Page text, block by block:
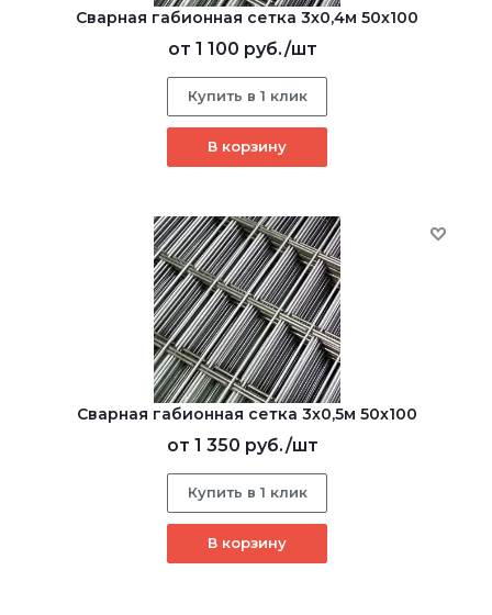
Сварная габионная сетка 3х0,4м 50х100
от 1 100 руб./шт
Купить в 1 клик
В корзину
Сварная габионная сетка 3х0,5м 50х100
от 1 350 руб./шт
Купить в 1 клик
В корзину